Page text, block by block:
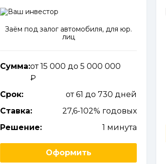
Заём под залог автомобиля, для юр.
лиц
Сумма:от 15 000 до 5 000 000
Срок:
от 61 до 730 дней
Ставка:
27,6-102% годовых
Решение:
1 минута
Оформить